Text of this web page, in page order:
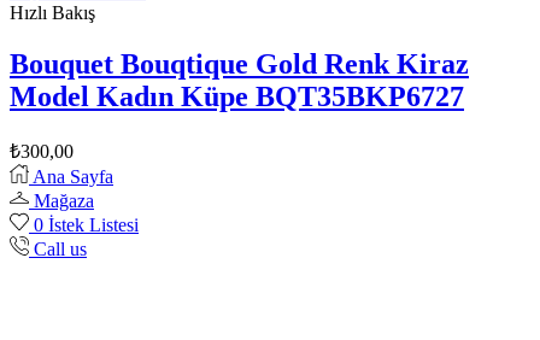
Hızlı Bakış
Bouquet Bouqtique Gold Renk Kiraz
Model Kadın Küpe BQT35BKP6727
₺300,00
Ana Sayfa
Mağaza
0 İstek Listesi
Call us